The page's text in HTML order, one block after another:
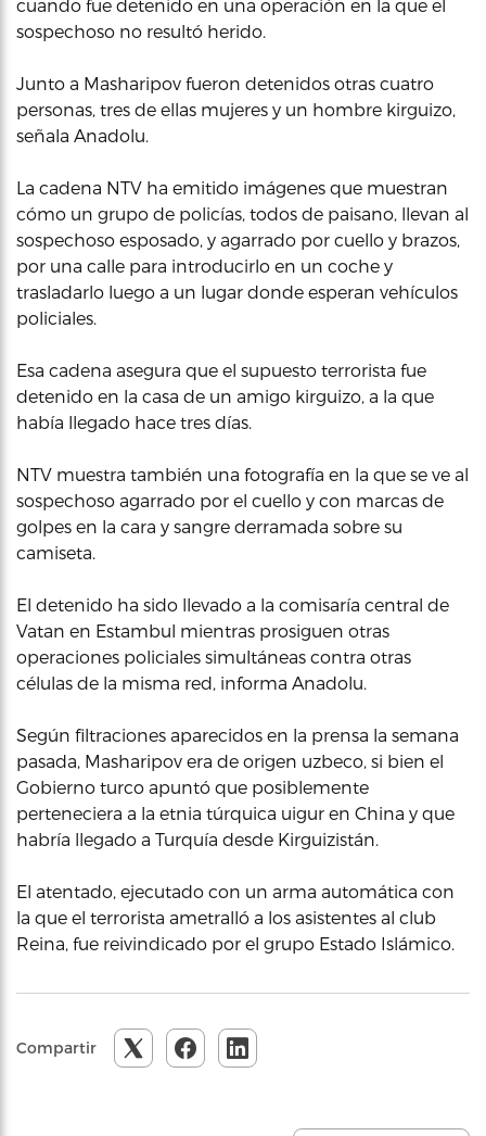
cuando fue detenido en una operación en la que el
sospechoso no resultó herido.
Junto a Masharipov fueron detenidos otras cuatro
personas, tres de ellas mujeres y un hombre kirguizo,
señala Anadolu.
La cadena NTV ha emitido imágenes que muestran
cómo un grupo de policías, todos de paisano, llevan al
sospechoso esposado, y agarrado por cuello y brazos,
por una calle para introducirlo en un coche y
trasladarlo luego a un lugar donde esperan vehículos
policiales.
Esa cadena asegura que el supuesto terrorista fue
detenido en la casa de un amigo kirguizo, a la que
había llegado hace tres días.
NTV muestra también una fotografía en la que se ve al
sospechoso agarrado por el cuello y con marcas de
golpes en la cara y sangre derramada sobre su
camiseta.
El detenido ha sido llevado a la comisaría central de
Vatan en Estambul mientras prosiguen otras
operaciones policiales simultáneas contra otras
células de la misma red, informa Anadolu.
Según filtraciones aparecidos en la prensa la semana
pasada, Masharipov era de origen uzbeco, si bien el
Gobierno turco apuntó que posiblemente
perteneciera a la etnia túrquica uigur en China y que
habría llegado a Turquía desde Kirguizistán.
El atentado, ejecutado con un arma automática con
la que el terrorista ametralló a los asistentes al club
Reina, fue reivindicado por el grupo Estado Islámico.
Compartir